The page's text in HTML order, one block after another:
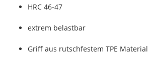
HRC 46-47
extrem belastbar
Griff aus rutschfestem TPE Material